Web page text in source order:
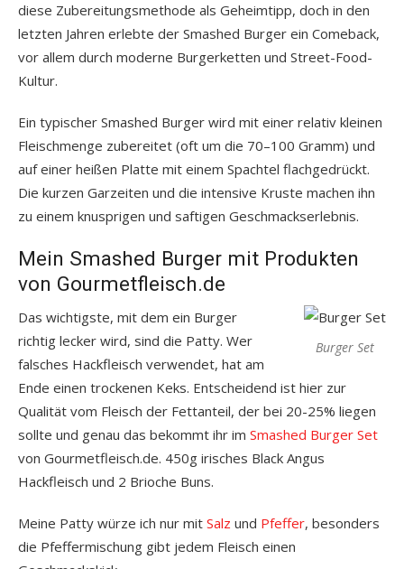
diese Zubereitungsmethode als Geheimtipp, doch in den
letzten Jahren erlebte der Smashed Burger ein Comeback,
vor allem durch moderne Burgerketten und Street-Food-
Kultur.
Ein typischer Smashed Burger wird mit einer relativ kleinen
Fleischmenge zubereitet (oft um die 70–100 Gramm) und
auf einer heißen Platte mit einem Spachtel flachgedrückt.
Die kurzen Garzeiten und die intensive Kruste machen ihn
zu einem knusprigen und saftigen Geschmackserlebnis.
Mein Smashed Burger mit Produkten
von Gourmetfleisch.de
Burger Set
Das wichtigste, mit dem ein Burger
richtig lecker wird, sind die Patty. Wer
falsches Hackfleisch verwendet, hat am
Ende einen trockenen Keks. Entscheidend ist hier zur
Qualität vom Fleisch der Fettanteil, der bei 20-25% liegen
sollte und genau das bekommt ihr im Smashed Burger Set
von Gourmetfleisch.de. 450g irisches Black Angus
Hackfleisch und 2 Brioche Buns.
Meine Patty würze ich nur mit Salz und Pfeffer, besonders
die Pfeffermischung gibt jedem Fleisch einen